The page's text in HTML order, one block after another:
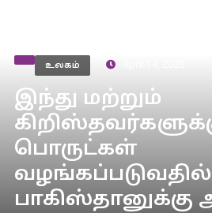
உலகம்
இந்து மற்றும்
பொருட்கள்
பாகிஸ்தானுக்கு